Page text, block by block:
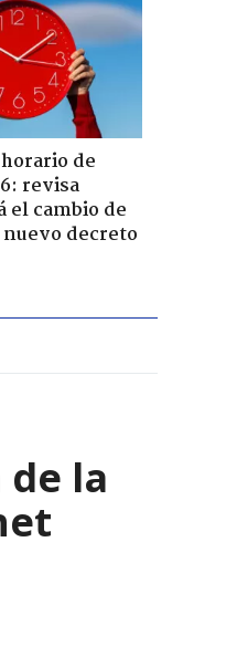
de
revisa
el cambio de
decreto
la